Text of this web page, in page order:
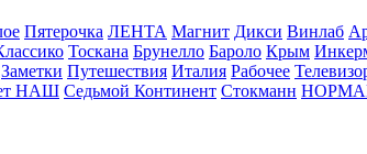
Пятерочка ЛЕНТА Магнит Дикси Винлаб
Тоскана Брунелло Бароло Крым
Заметки Путешествия Италия Рабочее
НАШ Седьмой Континент Стокманн